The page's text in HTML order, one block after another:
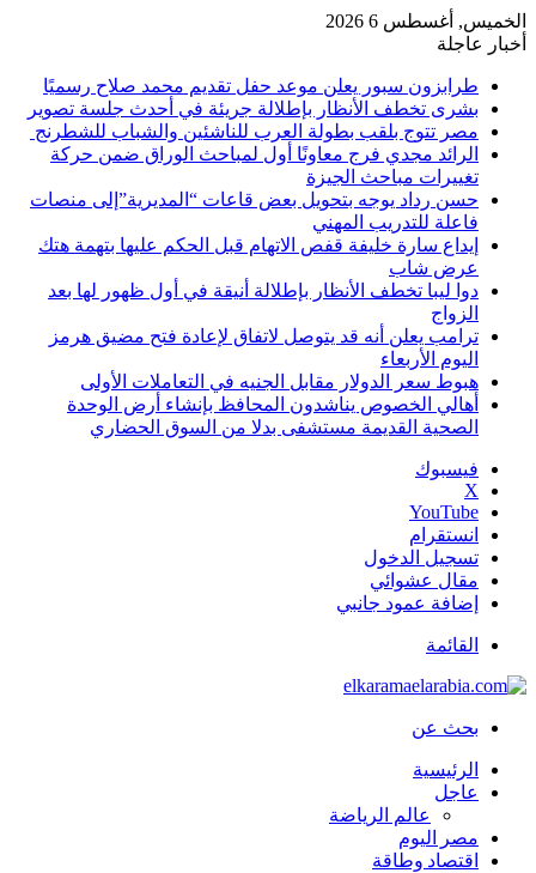
الخميس, أغسطس 6 2026
أخبار عاجلة
طرابزون سبور يعلن موعد حفل تقديم محمد صلاح رسميًا
بشرى تخطف الأنظار بإطلالة جريئة في أحدث جلسة تصوير
مصر تتوج بلقب بطولة العرب للناشئين والشباب للشطرنج
الرائد مجدي فرج معاونًا أول لمباحث الوراق ضمن حركة
تغييرات مباحث الجيزة
حسن رداد يوجه بتحويل بعض قاعات “المديرية”إلى منصات
فاعلة للتدريب المهني
إيداع سارة خليفة قفص الاتهام قبل الحكم عليها بتهمة هتك
عرض شاب
دوا ليبا تخطف الأنظار بإطلالة أنيقة في أول ظهور لها بعد
الزواج
ترامب يعلن أنه قد يتوصل لاتفاق لإعادة فتح مضيق هرمز
اليوم الأربعاء
هبوط سعر الدولار مقابل الجنيه في التعاملات الأولى
أهالي الخصوص يناشدون المحافظ بإنشاء أرض الوحدة
الصحية القديمة مستشفى بدلا من السوق الحضاري
فيسبوك
‫X
‫YouTube
انستقرام
تسجيل الدخول
مقال عشوائي
إضافة عمود جانبي
القائمة
بحث عن
الرئيسية
عاجل
عالم الرياضة
مصر اليوم
اقتصاد وطاقة